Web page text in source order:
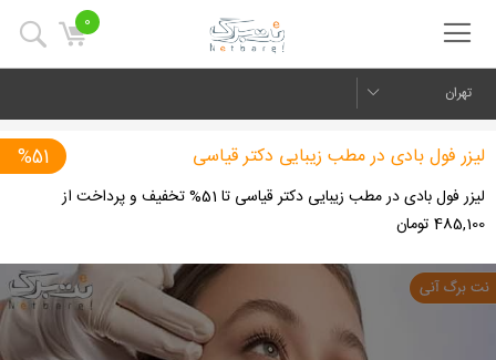
0
تهران
%51 لیزر فول بادی در مطب زیبایی دکتر قیاسی
لیزر فول بادی در مطب زیبایی دکتر قیاسی تا 51% تخفیف و پرداخت از
485,100 تومان